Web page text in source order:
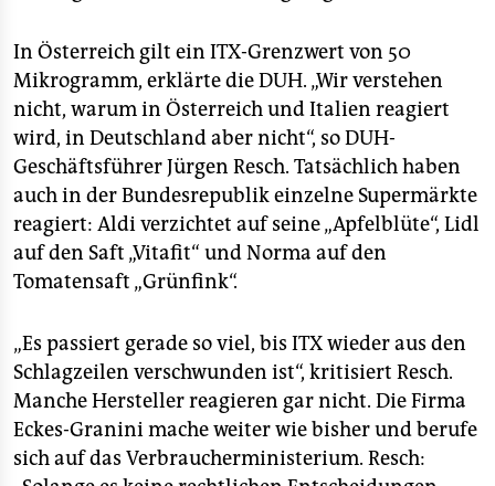
In Österreich gilt ein ITX-Grenzwert von 50
Mikrogramm, erklärte die DUH. „Wir verstehen
nicht, warum in Österreich und Italien reagiert
wird, in Deutschland aber nicht“, so DUH-
Geschäftsführer Jürgen Resch. Tatsächlich haben
auch in der Bundesrepublik einzelne Supermärkte
reagiert: Aldi verzichtet auf seine „Apfelblüte“, Lidl
auf den Saft „Vitafit“ und Norma auf den
Tomatensaft „Grünfink“.
„Es passiert gerade so viel, bis ITX wieder aus den
Schlagzeilen verschwunden ist“, kritisiert Resch.
Manche Hersteller reagieren gar nicht. Die Firma
Eckes-Granini mache weiter wie bisher und berufe
sich auf das Verbraucherministerium. Resch: